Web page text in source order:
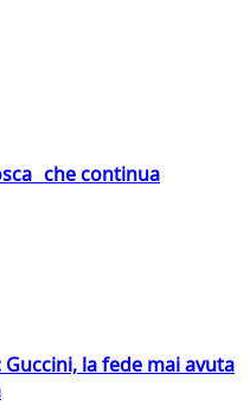
che continua
la fede mai avuta